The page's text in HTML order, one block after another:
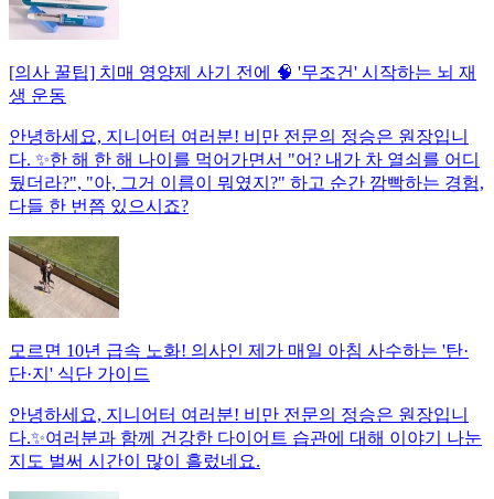
[의사 꿀팁] 치매 영양제 사기 전에 🧠 '무조건' 시작하는 뇌 재
생 운동
안녕하세요, 지니어터 여러분! 비만 전문의 정승은 원장입니
다. ✨한 해 한 해 나이를 먹어가면서 "어? 내가 차 열쇠를 어디
뒀더라?", "아, 그거 이름이 뭐였지?" 하고 순간 깜빡하는 경험,
다들 한 번쯤 있으시죠?
모르면 10년 급속 노화! 의사인 제가 매일 아침 사수하는 '탄·
단·지' 식단 가이드
안녕하세요, 지니어터 여러분! 비만 전문의 정승은 원장입니
다.✨여러분과 함께 건강한 다이어트 습관에 대해 이야기 나눈
지도 벌써 시간이 많이 흘렀네요.